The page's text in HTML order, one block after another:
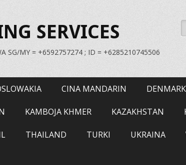
SERVICES
SG/MY = +6592757274 ; ID = +6285210745506
CINA MANDARIN DENMARK
KAMBOJA KHMER KAZAKHSTAN
THAILAND TURKI UKRAINA